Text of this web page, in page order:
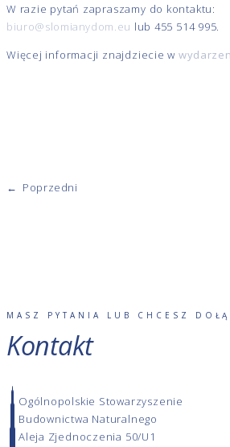
W razie pytań zapraszamy do kontaktu:
biuro@slomianydom.eu lub 455 514 995.
Więcej informacji znajdziecie w
← Poprzedni
MASZ PYTANIA LUB CHCESZ
Kontakt
Ogólnopolskie Stowarzyszenie
Budownictwa Naturalnego
Aleja Zjednoczenia 50/U1